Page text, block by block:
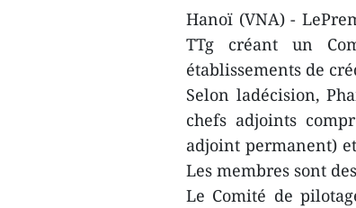
Hanoï (VNA) -
TTg créant un
établissements de
Selon ladécision,
chefs adjoints
adjoint permanent)
Les membres sont
Le Comité de